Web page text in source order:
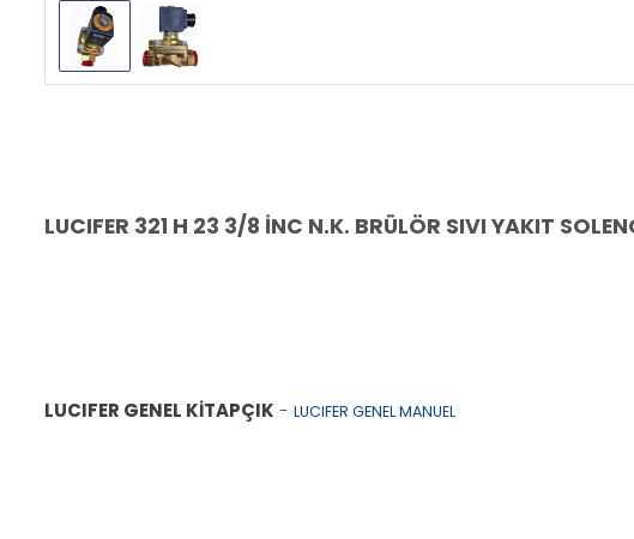
LUCIFER 321 H 23 3/8 İNC N.K. BRÜLÖR SIVI YAKIT
LUCIFER GENEL KİTAPÇIK - LUCIFER GENEL MANUEL